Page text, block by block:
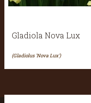
Gladiola Nova Lux
(Gladiolus 'Nova Lux')